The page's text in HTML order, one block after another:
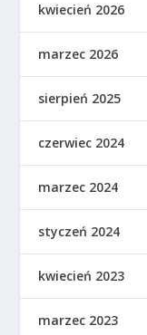
kwiecień 2026
marzec 2026
sierpień 2025
czerwiec 2024
marzec 2024
styczeń 2024
kwiecień 2023
marzec 2023